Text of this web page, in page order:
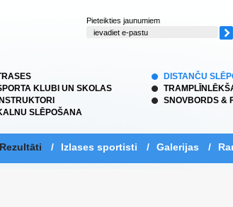
Pieteikties jaunumiem
KLUBI UN SKOLAS
INSTRUKTORI
SLĒPOŠANA
DISTANČU
SNOVBORDS &
Rezultāti / Izlases sportisti / Galerijas /